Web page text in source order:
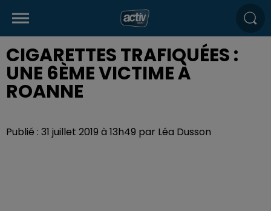
CIGARETTES TRAFIQUÉES :
UNE 6ÈME VICTIME À
ROANNE
Publié : 31 juillet 2019 à 13h49 par Léa Dusson